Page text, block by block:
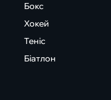
Бокс
Хокей
Теніс
Біатлон